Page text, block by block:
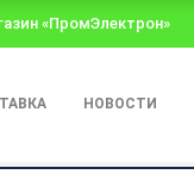
«ПромЭлектрон»
НОВОСТИ